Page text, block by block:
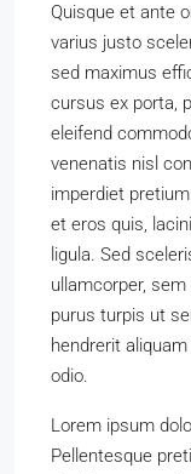
Quisque et ante
varius justo
sed maximus
cursus ex porta,
eleifend
venenatis nisl
imperdiet
et eros quis,
ligula. Sed
ullamcorper,
purus turpis ut
hendrerit
odio.
Lorem ipsum
Pellentesque